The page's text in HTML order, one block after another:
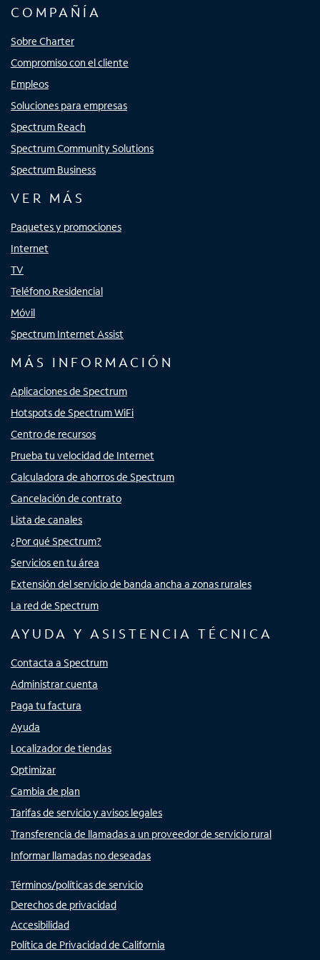
COMPAÑÍA
Sobre Charter
Compromiso con el cliente
Empleos
Soluciones para empresas
Spectrum Reach
Spectrum Community Solutions
Spectrum Business
VER MÁS
Paquetes y promociones
Internet
TV
Teléfono Residencial
Móvil
Spectrum Internet Assist
MÁS INFORMACIÓN
Aplicaciones de Spectrum
Hotspots de Spectrum WiFi
Centro de recursos
Prueba tu velocidad de Internet
Calculadora de ahorros de Spectrum
Cancelación de contrato
Lista de canales
¿Por qué Spectrum?
Servicios en tu área
Extensión del servicio de banda ancha a zonas rurales
La red de Spectrum
AYUDA Y ASISTENCIA TÉCNICA
Contacta a Spectrum
Administrar cuenta
Paga tu factura
Ayuda
Localizador de tiendas
Optimizar
Cambia de plan
Tarifas de servicio y avisos legales
Transferencia de llamadas a un proveedor de servicio rural
Informar llamadas no deseadas
Términos/políticas de servicio
Derechos de privacidad
Accesibilidad
Política de Privacidad de California